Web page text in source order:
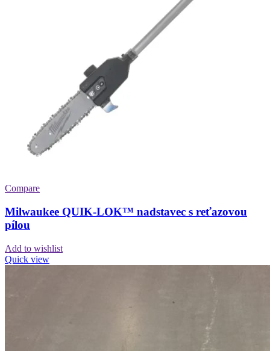
Compare
Milwaukee QUIK-LOK™ nadstavec s reťazovou
pílou
Add to wishlist
Quick view